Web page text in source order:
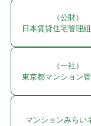
（公財）
日本賃貸住宅管理
（一社）
東京都マンション
マンションみらい